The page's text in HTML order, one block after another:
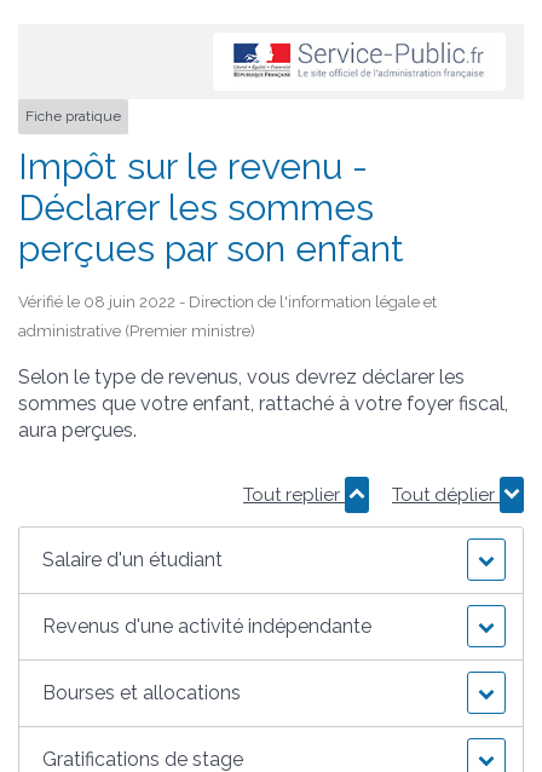
Fiche pratique
Impôt sur le revenu -
Déclarer les sommes
perçues par son enfant
Vérifié le 08 juin 2022 - Direction de l'information légale et
administrative (Premier ministre)
Selon le type de revenus, vous devrez déclarer les
sommes que votre enfant, rattaché à votre foyer fiscal,
aura perçues.
Tout replier Tout déplier
Salaire d'un étudiant
Revenus d'une activité indépendante
Bourses et allocations
Gratifications de stage